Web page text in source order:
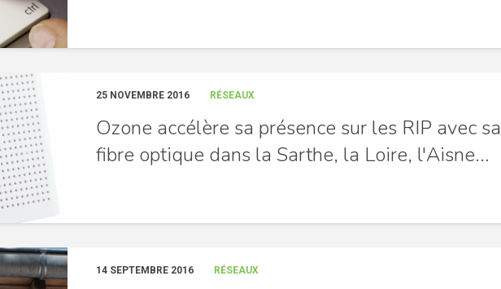
25 NOVEMBRE 2016 RÉSEAUX
Ozone accélère sa présence sur les RIP avec sa
fibre optique dans la Sarthe, la Loire, l'Aisne...
14 SEPTEMBRE 2016 RÉSEAUX